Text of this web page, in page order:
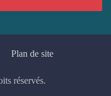
Plan de site
réservés.